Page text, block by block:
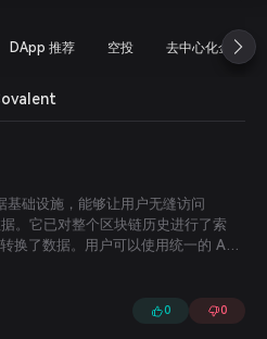
DApp 推荐 空投 去中心化金融
础设施，能够让用户无缝访问
。它已对整个区块链历史进行了索
换了数据。用户可以使用统一的 API
0 0